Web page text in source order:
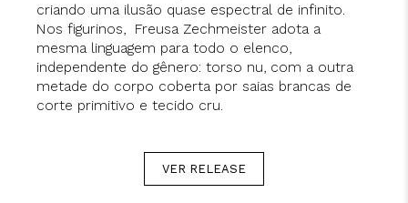
criando uma ilusão quase espectral de infinito.
Nos figurinos, Freusa Zechmeister adota a
mesma linguagem para todo o elenco,
independente do gênero: torso nu, com a outra
metade do corpo coberta por saias brancas de
corte primitivo e tecido cru.
VER RELEASE